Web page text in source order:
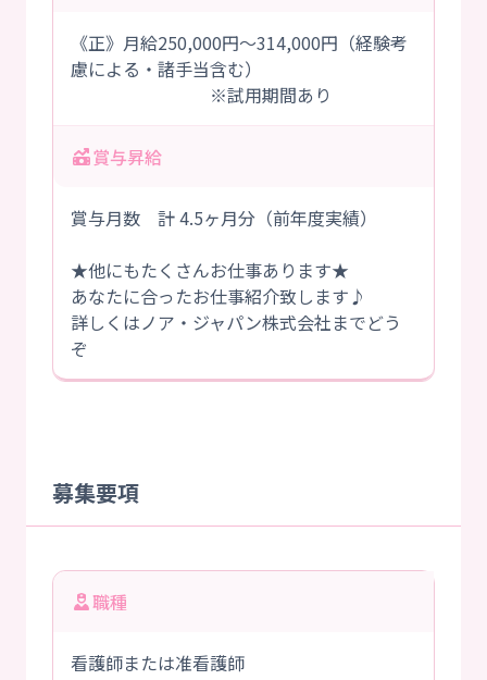
《正》月給250,000円～314,000円（経験考
慮による・諸手当含む）
※試用期間あり
賞与昇給
賞与月数 計 4.5ヶ月分（前年度実績）
★他にもたくさんお仕事あります★
あなたに合ったお仕事紹介致します♪
詳しくはノア・ジャパン株式会社までどう
ぞ
募集要項
職種
看護師または准看護師